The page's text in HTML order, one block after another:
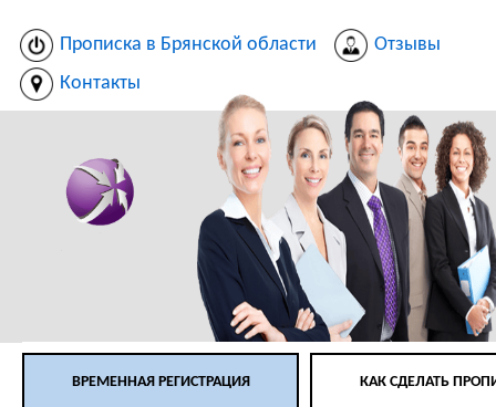
Прописка в Брянской области
Отзывы
Контакты
ВРЕМЕННАЯ РЕГИСТРАЦИЯ КАК СДЕЛАТЬ